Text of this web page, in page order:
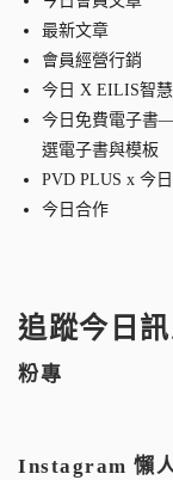
最新文章
會員經營行銷
今日 X EILIS智
今日免費電子書
選電子書與模板
PVD PLUS x 今
今日合作
追蹤今日
粉專
Instagram 懶